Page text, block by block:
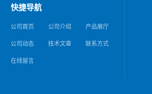
快捷导航
公司首页 公司介绍 产品展厅
公司动态 技术文章 联系方式
在线留言